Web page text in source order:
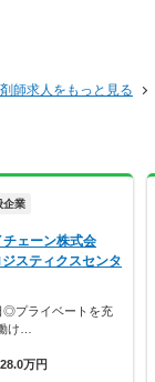
師求人をもっと見る
企業
ェーン株式会
スティクスセンタ
◎プライベートを充
け…
万円